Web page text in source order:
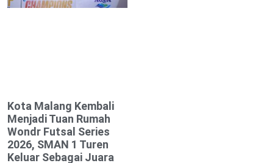
Kota Malang Kembali
Menjadi Tuan Rumah
Wondr Futsal Series
2026, SMAN 1 Turen
Keluar Sebagai Juara